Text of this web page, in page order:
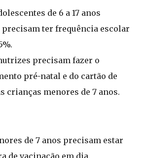
de 6 a 17 anos
ter frequência escolar
precisam fazer o
pré-natal e do cartão de
crianças menores de 7 anos.
de 7 anos precisam estar
de vacinação em dia.